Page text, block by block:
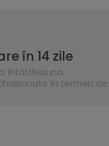
în 14 zile
întotdeauna
în termen de